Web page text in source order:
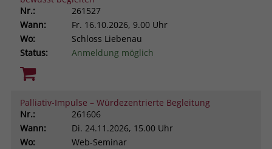
Nr.:
261527
Wann:
Fr. 16.10.2026, 9.00 Uhr
Wo:
Schloss Liebenau
Status:
Anmeldung möglich
Palliativ-Impulse – Würdezentrierte Begleitung
Nr.:
261606
Wann:
Di. 24.11.2026, 15.00 Uhr
Wo:
Web-Seminar